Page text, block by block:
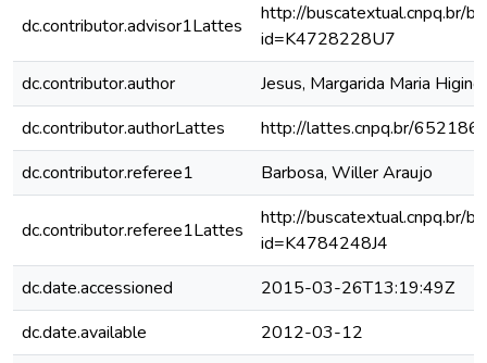
dc.contributor.advisor1Lattes
http://buscatextual.cnpq.br/
id=K4728228U7
dc.contributor.author
Jesus, Margarida Maria
dc.contributor.authorLattes
http://lattes.cnpq.br/
dc.contributor.referee1
Barbosa, Willer Araujo
dc.contributor.referee1Lattes
http://buscatextual.cnpq.br/
id=K4784248J4
dc.date.accessioned
2015-03-26T13:19:49Z
dc.date.available
2012-03-12